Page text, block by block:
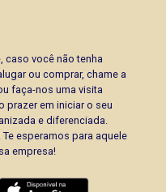
caso você não tenha
ou comprar, chame a
faça-nos uma visita
prazer em iniciar o seu
e diferenciada.
esperamos para aquele
empresa!